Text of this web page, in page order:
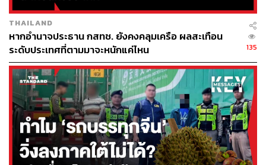
ประการที่สอง คือการเคลื่อนไหวของฝ่ายยูเครนได้แสดงให้
เห็นว่ารัสเซียไม่ได้เป็นผู้คุมเกมสงครามนี้เพียงลำพัง และตอน
นี้ยูเครนกำลังควบคุมสถานการณ์ที่เกิดขึ้นนี้อย่างชัดเจน
ความเสี่ยงต่อโรงไฟฟ้านิวเคลียร์
ภูมิภาคคุสค์ยังเป็นที่ตั้งของโรงไฟฟ้านิวเคลียร์คุสค์ ซึ่งเป็น 1
ใน 3 โรงไฟฟ้านิวเคลียร์ที่ใหญ่ที่สุดของรัสเซีย และจ่าย
พลังงานไฟฟ้าไปยัง 19 แคว้นทั่วประเทศ
THAILAND
หากอำนาจประธาน กสทช. ยังคงคลุมเครือ ผลสะเทือน
ระดับประเทศที่ตามมาจะหนักแค่ไหน
135